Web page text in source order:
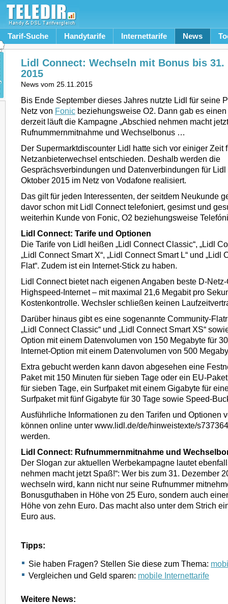
Tarif-Suche Handytarife Internettarife News
Lidl Connect: Wechseln mit Bonus bis 31.
2015
News vom 25.11.2015
Bis Ende September dieses Jahres nutzte Lidl für seine
Netz von Fonic beziehungsweise O2. Dann gab es
derzeit läuft die Kampagne „Abschied nehmen macht
Rufnummernmitnahme und Wechselbonus …
Der Supermarktdiscounter Lidl hatte sich vor einiger Zeit
Netzanbieterwechsel entschieden. Deshalb werden die
Gesprächsverbindungen und Datenverbindungen für
Oktober 2015 im Netz von Vodafone realisiert.
Das gilt für jeden Interessenten, der seitdem Neukunde
davor schon mit Lidl Connect telefoniert, gesimst und
weiterhin Kunde von Fonic, O2 beziehungsweise
Lidl Connect: Tarife und Optionen
Die Tarife von Lidl heißen „Lidl Connect Classic“, „Lidl
„Lidl Connect Smart X“, „Lidl Connect Smart L“ und „Lidl
Flat“. Zudem ist ein Internet-Stick zu haben.
Lidl Connect bietet nach eigenen Angaben beste D-
Highspeed-Internet – mit maximal 21,6 Megabit pro
Kostenkontrolle. Wechsler schließen keinen
Darüber hinaus gibt es eine sogenannte Community-
„Lidl Connect Classic“ und „Lidl Connect Smart XS“
Option mit einem Datenvolumen von 150 Megabyte für
Internet-Option mit einem Datenvolumen von 500
Extra gebucht werden kann davon abgesehen eine
Paket mit 150 Minuten für sieben Tage oder ein EU-
für sieben Tage, ein Surfpaket mit einem Gigabyte für
Surfpaket mit fünf Gigabyte für 30 Tage sowie Speed-
Ausführliche Informationen zu den Tarifen und Optionen
können online unter www.lidl.de/de/hinweistexte/
werden.
Lidl Connect: Rufnummernmitnahme und
Der Slogan zur aktuellen Werbekampagne lautet
nehmen macht jetzt Spaß!“: Wer bis zum 31. Dezember
wechseln wird, kann nicht nur seine Rufnummer
Bonusguthaben in Höhe von 25 Euro, sondern auch
Höhe von zehn Euro. Das macht also unter dem Strich
Euro aus.
Tipps:
Sie haben Fragen? Stellen Sie diese zum Thema:
Vergleichen und Geld sparen: mobile Internettarife
Weitere News: